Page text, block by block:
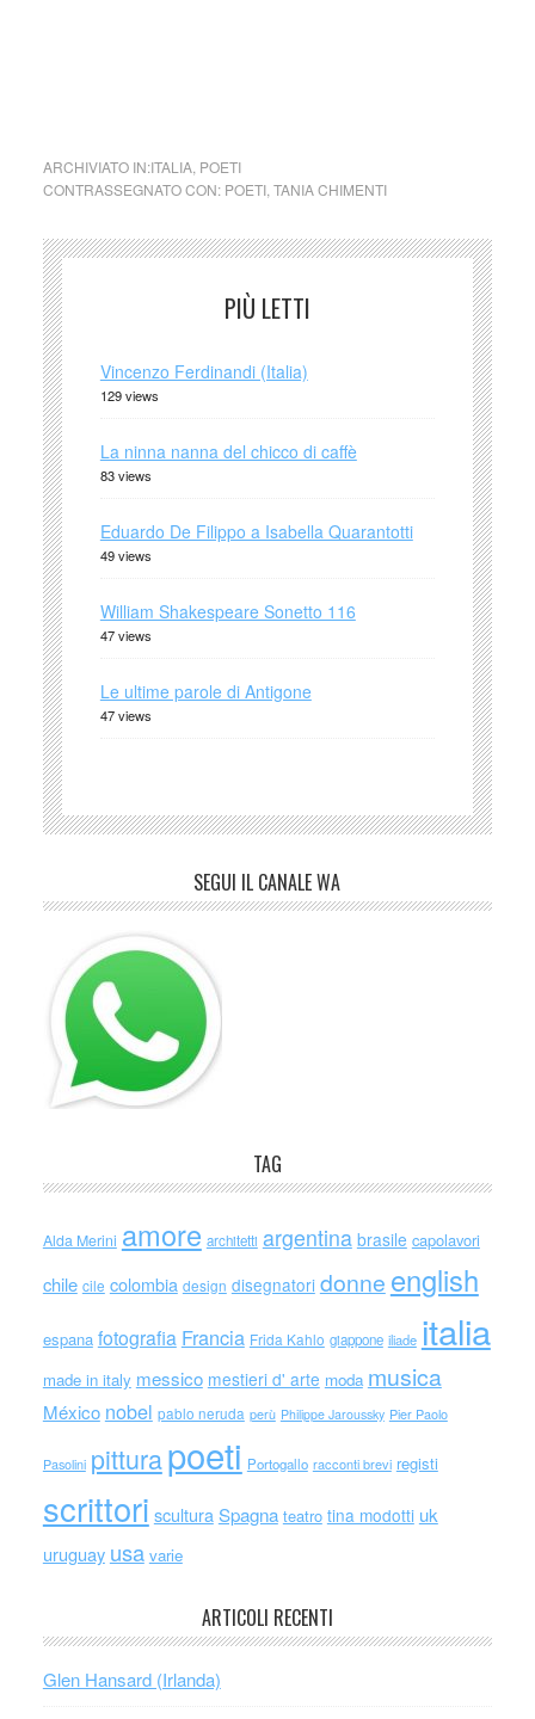
ARCHIVIATO IN:ITALIA, POETI
CONTRASSEGNATO CON: POETI, TANIA CHIMENTI
PIÙ LETTI
Vincenzo Ferdinandi (Italia)
129 views
La ninna nanna del chicco di caffè
83 views
Eduardo De Filippo a Isabella Quarantotti
49 views
William Shakespeare Sonetto 116
47 views
Le ultime parole di Antigone
47 views
SEGUI IL CANALE WA
TAG
Alda Merini amore architetti argentina brasile capolavori
chile cile colombia design disegnatori donne english
espana fotografia Francia Frida Kahlo giappone iliade italia
made in italy messico mestieri d' arte moda musica
México nobel pablo neruda perù Philippe Jaroussky Pier Paolo
Pasolini pitturapoeti Portogallo racconti brevi registi
scrittori sculturaSpagna teatro tina modotti uk
uruguay usa varie
ARTICOLI RECENTI
Glen Hansard (Irlanda)